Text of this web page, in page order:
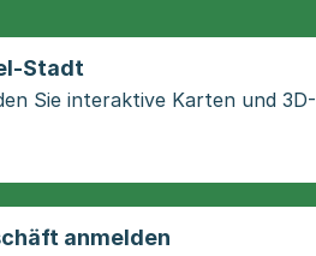
Stadt
Sie interaktive Karten und 3D-
anmelden